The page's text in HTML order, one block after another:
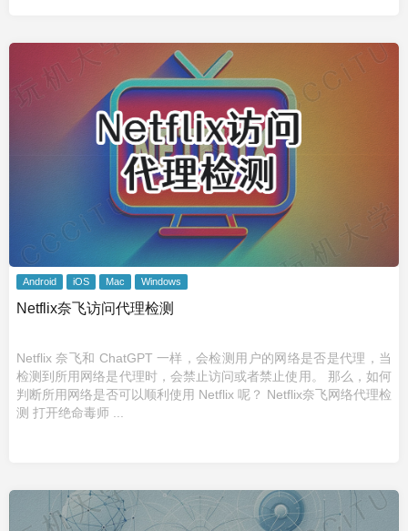
Android iOS Mac Windows
Netflix奈飞访问代理检测
Netflix 奈飞和 ChatGPT 一样，会检测用户的网络是否是代理，当
检测到所用网络是代理时，会禁止访问或者禁止使用。 那么，如何
判断所用网络是否可以顺利使用 Netflix 呢？ Netflix奈飞网络代理检
测 打开绝命毒师 ...